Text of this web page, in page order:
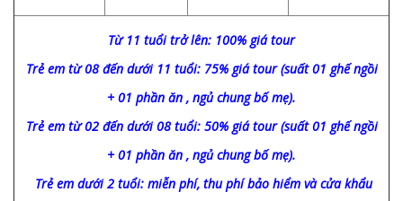
Từ 11 tuổi trở lên: 100% giá tour
Trẻ em từ 08 đến dưới 11 tuổi: 75% giá tour (suất 01 ghế ngồi
+ 01 phần ăn , ngủ chung bố mẹ).
Trẻ em từ 02 đến dưới 08 tuổi: 50% giá tour (suất 01 ghế ngồi
+ 01 phần ăn , ngủ chung bố mẹ).
Trẻ em dưới 2 tuổi: miễn phí, thu phí bảo hiểm và cửa khẩu